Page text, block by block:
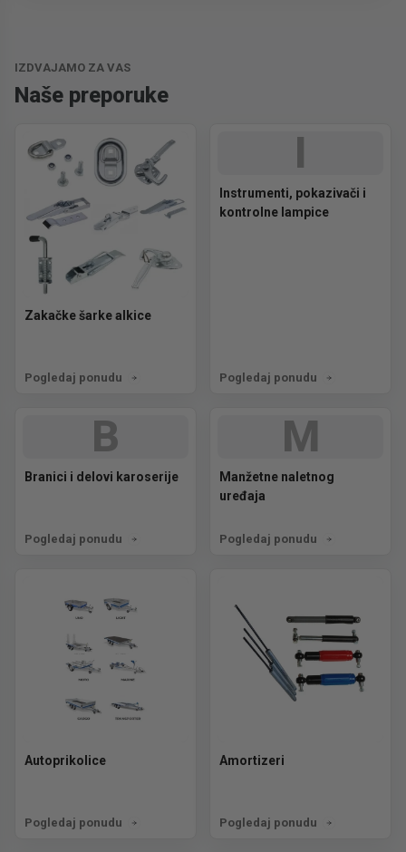
IZDVAJAMO ZA VAS
Naše preporuke
Zakačke šarke alkice
Pogledaj ponudu
I
Instrumenti, pokazivači i
kontrolne lampice
Pogledaj ponudu
B
Branici i delovi karoserije
Pogledaj ponudu
M
Manžetne naletnog
uređaja
Pogledaj ponudu
Autoprikolice
Pogledaj ponudu
Amortizeri
Pogledaj ponudu